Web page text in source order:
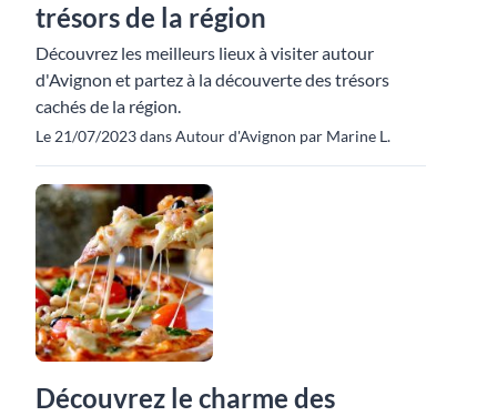
trésors de la région
Découvrez les meilleurs lieux à visiter autour
d'Avignon et partez à la découverte des trésors
cachés de la région.
Le 21/07/2023 dans Autour d'Avignon par Marine L.
Découvrez le charme des